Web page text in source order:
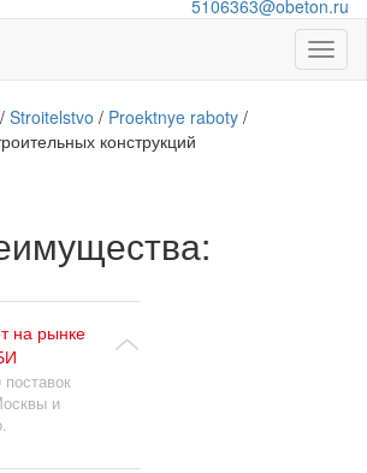
5106363@obeton.ru
/ Stroitelstvo / Proektnye raboty /
конструкций
на рынке
и